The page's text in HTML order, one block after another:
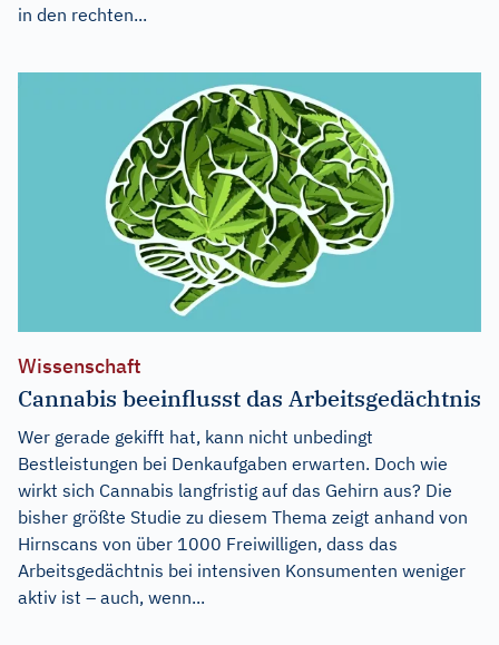
in den rechten...
Wissenschaft
Cannabis beeinflusst das Arbeitsgedächtnis
Wer gerade gekifft hat, kann nicht unbedingt
Bestleistungen bei Denkaufgaben erwarten. Doch wie
wirkt sich Cannabis langfristig auf das Gehirn aus? Die
bisher größte Studie zu diesem Thema zeigt anhand von
Hirnscans von über 1000 Freiwilligen, dass das
Arbeitsgedächtnis bei intensiven Konsumenten weniger
aktiv ist – auch, wenn...